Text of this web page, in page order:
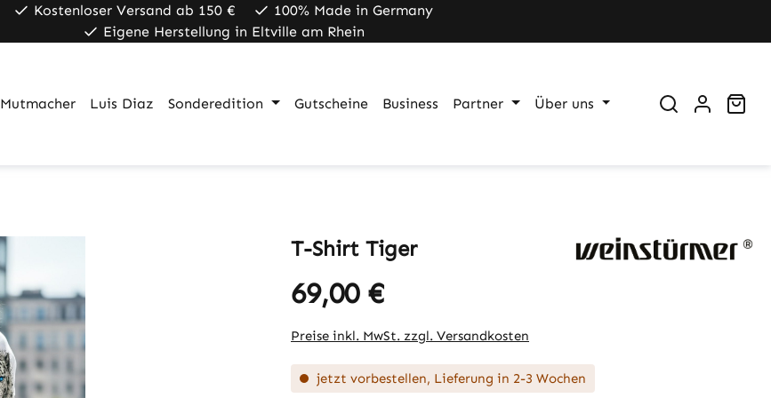
Kostenloser Versand ab 150 €
100% Made in Germany
Eigene Herstellung in Eltville am Rhein
Mutmacher Luis Diaz Sonderedition Gutscheine Business Partner Über uns
T-Shirt Tiger
Regulärer Preis:
69,00 €
Preise inkl. MwSt. zzgl. Versandkosten
jetzt vorbestellen, Lieferung in 2-3 Wochen